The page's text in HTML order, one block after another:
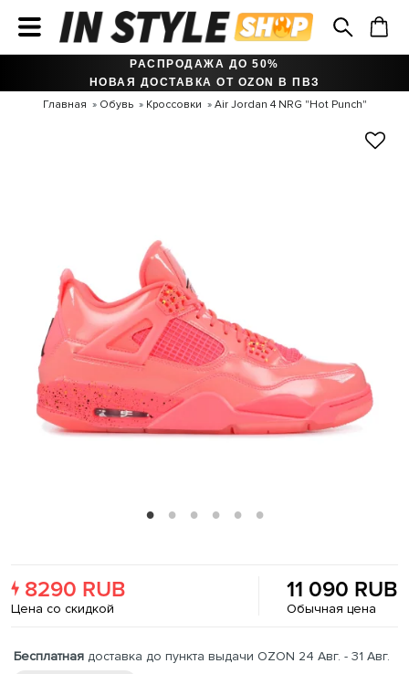
РАСПРОДАЖА ДО 50%
НОВАЯ ДОСТАВКА ОТ OZON В ПВЗ
Главная Обувь Кроссовки Air Jordan 4 NRG "Hot Punch"
8290 RUB
Цена со скидкой
11 090 RUB
Обычная цена
Бесплатная доставка до пункта выдачи OZON 24 Авг. - 31 Авг.